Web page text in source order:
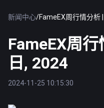
新闻中心/FameEX周行情分析
FameEX周
日, 2024
2024-11-25 10:15:30